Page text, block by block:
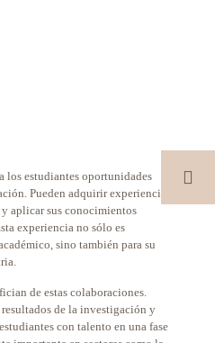
los estudiantes oportunidades
Pueden adquirir experiencia
aplicar sus conocimientos
experiencia no sólo es
sino también para su
de estas colaboraciones.
de la investigación y
con talento en una fase